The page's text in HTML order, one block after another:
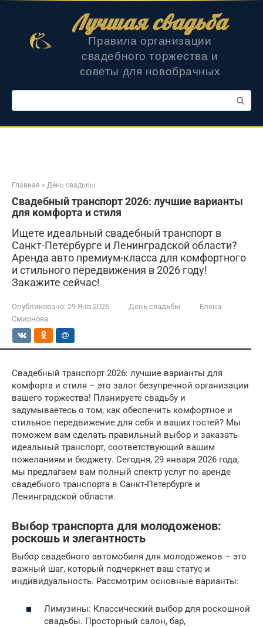
Лучшая свадьба
Правила организации
свадебного торжества и
советы для новобрачных
Поиск:
Главная » День свадьбы
Свадебный транспорт 2026: лучшие варианты
для комфорта и стиля
Ищете идеальный свадебный транспорт в
Санкт-Петербурге и Ленинградской области?
Аренда авто премиум-класса для комфортного
и стильного передвижения в 2026 году!
Закажите сейчас!
Опубликовано: 29 Янв 2026 День свадьбы
Елена
Смирнова
Свадебный транспорт 2026: лучшие варианты для
комфорта и стиля – это залог безупречной организации
вашего торжества! Планируете свадьбу и
задумываетесь о том, как обеспечить комфортное и
стильное передвижение для себя и ваших гостей? Мы
поможем вам сделать правильный выбор и заказать
идеальный транспорт, соответствующий вашим
пожеланиям и бюджету. Сегодня, 29 января 2026 года,
мы предлагаем вам полный спектр услуг по аренде
свадебного транспорта в Санкт-Петербурге и
Ленинградской области.
Выбор транспорта для молодоженов:
роскошь и элегантность
Выбор свадебного автомобиля для молодоженов – это
важный шаг, который подчеркнет ваш статус и
индивидуальность. Рассмотрим основные варианты:
Лимузины: Классический выбор для роскошной
свадьбы. Просторный салон, бар,